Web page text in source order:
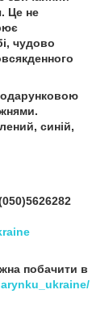
Це не
чудово
синій,
побачити в